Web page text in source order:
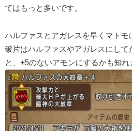
てはもっと多いです。
ハルファスとアガレスを早くマトモ
破片はハルファスやアガレスにして
と、+5のないアモンにするかも知れ